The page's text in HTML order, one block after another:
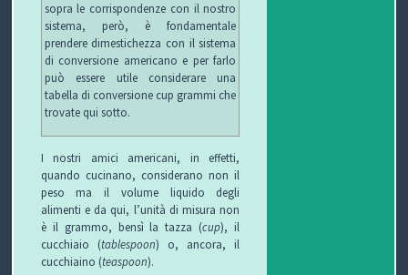
sopra le corrispondenze con il nostro
sistema, però, è fondamentale
prendere dimestichezza con il sistema
di conversione americano e per farlo
può essere utile considerare una
tabella di conversione cup grammi che
trovate qui sotto.
I nostri amici americani, in effetti,
quando cucinano, considerano non il
peso ma il volume liquido degli
alimenti e da qui, l’unità di misura non
è il grammo, bensì la tazza (cup), il
cucchiaio (tablespoon) o, ancora, il
cucchiaino (teaspoon).